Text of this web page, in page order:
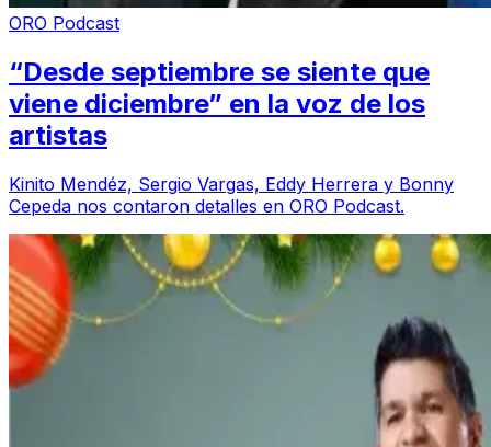
ORO Podcast
“Desde septiembre se siente que
viene diciembre” en la voz de los
artistas
Kinito Mendéz, Sergio Vargas, Eddy Herrera y Bonny
Cepeda nos contaron detalles en ORO Podcast.